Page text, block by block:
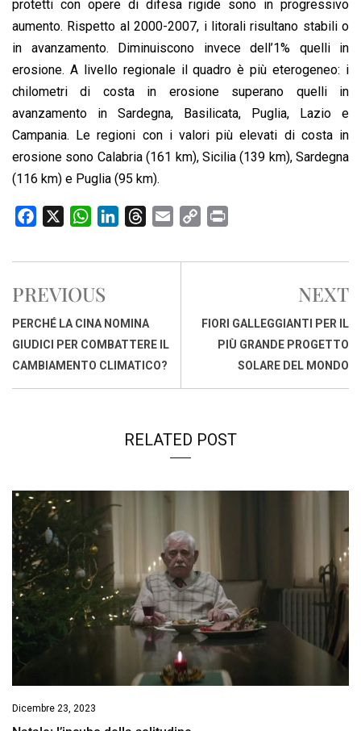
protetti con opere di difesa rigide sono in progressivo
aumento. Rispetto al 2000-2007, i litorali risultano stabili o
in avanzamento. Diminuiscono invece dell’1% quelli in
erosione. A livello regionale il quadro è più eterogeneo: i
chilometri di costa in erosione superano quelli in
avanzamento in Sardegna, Basilicata, Puglia, Lazio e
Campania. Le regioni con i valori più elevati di costa in
erosione sono Calabria (161 km), Sicilia (139 km), Sardegna
(116 km) e Puglia (95 km).
c
b
o
o
k
W
a
s
A
p
p
n
d
I
n
r
d
s
a
p
i
i
PREVIOUS
PERCHÉ LA CINA NOMINA
GIUDICI PER COMBATTERE IL
CAMBIAMENTO CLIMATICO?
NEXT
FIORI GALLEGGIANTI PER IL
PIÙ GRANDE PROGETTO
SOLARE DEL MONDO
RELATED POST
Dicembre 23, 2023